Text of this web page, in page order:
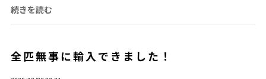
続きを読む
全匹無事に輸入できました！